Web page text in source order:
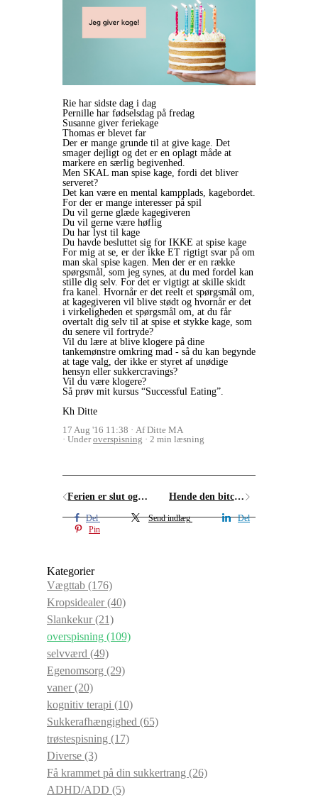
Rie har sidste dag i dag
Pernille har fødselsdag på fredag
Susanne giver feriekage
Thomas er blevet far
Der er mange grunde til at give kage. Det
smager dejligt og det er en oplagt måde at
markere en særlig begivenhed.
Men SKAL man spise kage, fordi det bliver
serveret?
Det kan være en mental kampplads, kagebordet.
For der er mange interesser på spil
Du vil gerne glæde kagegiveren
Du vil gerne være høflig
Du har lyst til kage
Du havde besluttet sig for IKKE at spise kage
For mig at se, er der ikke ET rigtigt svar på om
man skal spise kagen. Men der er en række
spørgsmål, som jeg synes, at du med fordel kan
stille dig selv. For det er vigtigt at skille skidt
fra kanel. Hvornår er det reelt et spørgsmål om,
at kagegiveren vil blive stødt og hvornår er det
i virkeligheden et spørgsmål om, at du får
overtalt dig selv til at spise et stykke kage, som
du senere vil fortryde?
Vil du lære at blive klogere på dine
tankemønstre omkring mad - så du kan begynde
at tage valg, der ikke er styret af unødige
hensyn eller sukkercravings?
Vil du være klogere?
Så prøv mit kursus “Successful Eating”.
Kh Ditte
17 Aug '16 11:38
Af Ditte MA
Underoverspisning 2 min læsning
Ferien er slut og det eneste du har lyst til er sukker Hende den bitchy chef
Del Send indlæg
Del
Pin
Kategorier
Vægttab (176)
Kropsidealer(40)
Slankekur(21)
overspisning (109)
selvværd (49)
Egenomsorg (29)
vaner(20)
kognitiv terapi (10)
Sukkerafhængighed (65)
trøstespisning (17)
Diverse (3)
Få krammet på din sukkertrang (26)
ADHD/ADD (5)